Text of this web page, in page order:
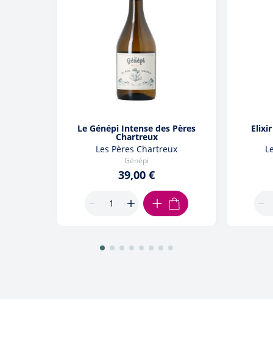
Le Génépi Intense des Pères
Chartreux
Les Pères Chartreux
Génépi
39,00 €
AJOUTER AU PANIER